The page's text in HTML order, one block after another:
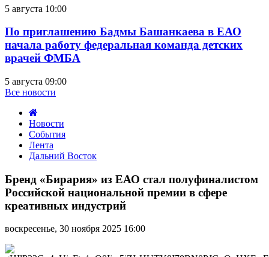
5 августа 10:00
По приглашению Бадмы Башанкаева в ЕАО
начала работу федеральная команда детских
врачей ФМБА
5 августа 09:00
Все новости
Новости
События
Лента
Дальний Восток
«Бирария»
из
ЕАО
стал
Российской
Бренд «Бирария» из ЕАО стал полуфиналистом
Российской национальной премии в сфере
креативных индустрий
воскресенье, 30 ноября 2025 16:00